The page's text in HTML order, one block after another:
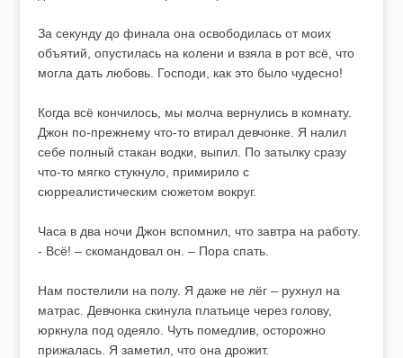
За секунду до финала она освободилась от моих
объятий, опустилась на колени и взяла в рот всё, что
могла дать любовь. Господи, как это было чудесно!
Когда всё кончилось, мы молча вернулись в комнату.
Джон по-прежнему что-то втирал девчонке. Я налил
себе полный стакан водки, выпил. По затылку сразу
что-то мягко стукнуло, примирило с
сюрреалистическим сюжетом вокруг.
Часа в два ночи Джон вспомнил, что завтра на работу.
- Всё! – скомандовал он. – Пора спать.
Нам постелили на полу. Я даже не лёг – рухнул на
матрас. Девчонка скинула платьице через голову,
юркнула под одеяло. Чуть помедлив, осторожно
прижалась. Я заметил, что она дрожит.